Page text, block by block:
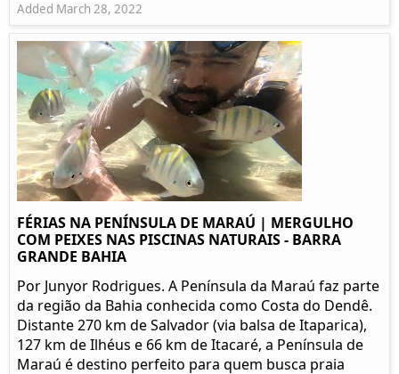
Added March 28, 2022
FÉRIAS NA PENÍNSULA DE MARAÚ | MERGULHO
COM PEIXES NAS PISCINAS NATURAIS - BARRA
GRANDE BAHIA
Por Junyor Rodrigues. A Península da Maraú faz parte
da região da Bahia conhecida como Costa do Dendê.
Distante 270 km de Salvador (via balsa de Itaparica),
127 km de Ilhéus e 66 km de Itacaré, a Península de
Maraú é destino perfeito para quem busca praia